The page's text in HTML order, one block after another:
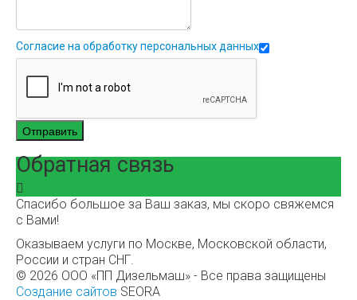
Согласие на обработку персональных данных
Отправить
Обратная связь
Спасибо большое за Ваш заказ, мы скоро свяжемся
с Вами!
Оказываем услуги по Москве, Московской области,
России и стран СНГ.
© 2026 ООО «ПП Дизельмаш» - Все права защищены
Создание сайтов SEORA